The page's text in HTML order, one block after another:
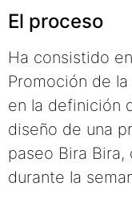
El proceso
Ha consistido
Promoción de
en la definición
diseño de una
paseo Bira
durante la